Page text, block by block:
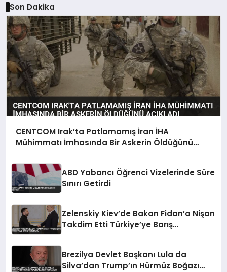
Son Dakika
CENTCOM Irak’ta Patlamamış İran İHA
Mühimmatı İmhasında Bir Askerin Öldüğünü
ABD Yabancı Öğrenci Vizelerinde Süre
Sınırı Getirdi
Zelenskiy Kiev’de Bakan Fidan’a Nişan
Takdim Etti Türkiye’ye Barış
Brezilya Devlet Başkanı Lula da
Silva’dan Trump’ın Hürmüz Boğazı